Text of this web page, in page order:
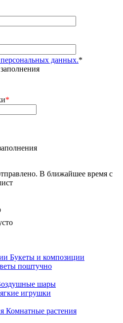
данных.*
*
В ближайшее время с
Букеты и композиции
поштучно
шары
игрушки
Комнатные растения